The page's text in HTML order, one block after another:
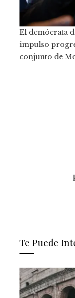
El demócrata
impulso
conjunto de
Te Puede